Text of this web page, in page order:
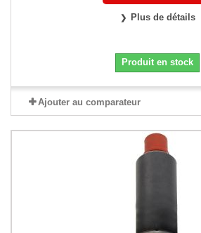
Plus de détails
Produit en stock
Ajouter au comparateur